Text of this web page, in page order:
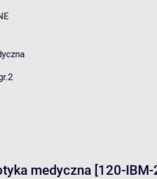
medyczna [120-